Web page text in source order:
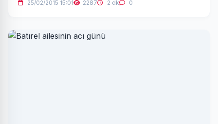
25/02/2015 15:01 2287 2 dk 0